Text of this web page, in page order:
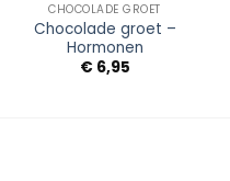
CHOCOLADE GROET
Chocolade groet –
Hormonen
€6,95